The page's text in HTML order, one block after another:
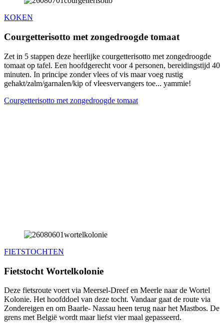
KOKEN
Courgetterisotto met zongedroogde tomaat
Zet in 5 stappen deze heerlijke courgetterisotto met zongedroogde
tomaat op tafel. Een hoofdgerecht voor 4 personen, bereidingstijd 40
minuten. In principe zonder vlees of vis maar voeg rustig
gehakt/zalm/garnalen/kip of vleesvervangers toe... yammie!
Courgetterisotto met zongedroogde tomaat
FIETSTOCHTEN
Fietstocht Wortelkolonie
Deze fietsroute voert via Meersel-Dreef en Meerle naar de Wortel
Kolonie. Het hoofddoel van deze tocht. Vandaar gaat de route via
Zondereigen en om Baarle- Nassau heen terug naar het Mastbos. De
grens met België wordt maar liefst vier maal gepasseerd.